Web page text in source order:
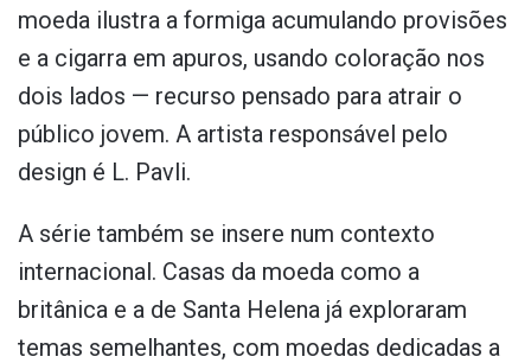
moeda ilustra a formiga acumulando provisões
e a cigarra em apuros, usando coloração nos
dois lados — recurso pensado para atrair o
público jovem. A artista responsável pelo
design é L. Pavli.
A série também se insere num contexto
internacional. Casas da moeda como a
britânica e a de Santa Helena já exploraram
temas semelhantes, com moedas dedicadas a